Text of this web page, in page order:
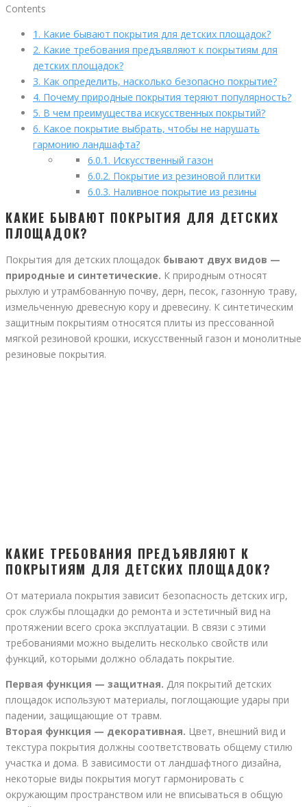
Contents
1. Какие бывают покрытия для детских площадок?
2. Какие требования предъявляют к покрытиям для
детских площадок?
3. Как определить, насколько безопасно покрытие?
4. Почему природные покрытия теряют популярность?
5. В чем преимущества искусственных покрытий?
6. Какое покрытие выбрать, чтобы не нарушать
гармонию ландшафта?
6.0.1. Искусственный газон
6.0.2. Покрытие из резиновой плитки
6.0.3. Наливное покрытие из резины
КАКИЕ БЫВАЮТ ПОКРЫТИЯ ДЛЯ ДЕТСКИХ
ПЛОЩАДОК?
Покрытия для детских площадок бывают двух видов —
природные и синтетические. К природным относят
рыхлую и утрамбованную почву, дерн, песок, газонную траву,
измельченную древесную кору и древесину. К синтетическим
защитным покрытиям относятся плиты из прессованной
мягкой резиновой крошки, искусственный газон и монолитные
резиновые покрытия.
КАКИЕ ТРЕБОВАНИЯ ПРЕДЪЯВЛЯЮТ К
ПОКРЫТИЯМ ДЛЯ ДЕТСКИХ ПЛОЩАДОК?
От материала покрытия зависит безопасность детских игр,
срок службы площадки до ремонта и эстетичный вид на
протяжении всего срока эксплуатации. В связи с этими
требованиями можно выделить несколько свойств или
функций, которыми должно обладать покрытие.
Первая функция — защитная. Для покрытий детских
площадок используют материалы, поглощающие удары при
падении, защищающие от травм.
Вторая функция — декоративная. Цвет, внешний вид и
текстура покрытия должны соответствовать общему стилю
участка и дома. В зависимости от ландшафтного дизайна,
некоторые виды покрытия могут гармонировать с
окружающим пространством или не вписываться в общую